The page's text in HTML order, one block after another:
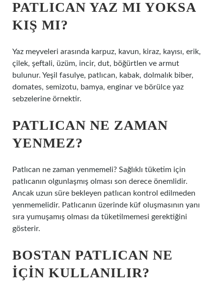
PATLICAN YAZ MI YOKSA
KIŞ MI?
Yaz meyveleri arasında karpuz, kavun, kiraz, kayısı, erik,
çilek, şeftali, üzüm, incir, dut, böğürtlen ve armut
bulunur. Yeşil fasulye, patlıcan, kabak, dolmalık biber,
domates, semizotu, bamya, enginar ve börülce yaz
sebzelerine örnektir.
PATLICAN NE ZAMAN
YENMEZ?
Patlıcan ne zaman yenmemeli? Sağlıklı tüketim için
patlıcanın olgunlaşmış olması son derece önemlidir.
Ancak uzun süre bekleyen patlıcan kontrol edilmeden
yenmemelidir. Patlıcanın üzerinde küf oluşmasının yanı
sıra yumuşamış olması da tüketilmemesi gerektiğini
gösterir.
BOSTAN PATLICAN NE
IÇIN KULLANILIR?